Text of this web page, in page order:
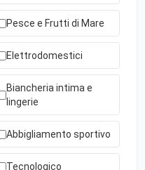
Pesce e Frutti di Mare
Elettrodomestici
Biancheria intima e
lingerie
Abbigliamento sportivo
Tecnologico